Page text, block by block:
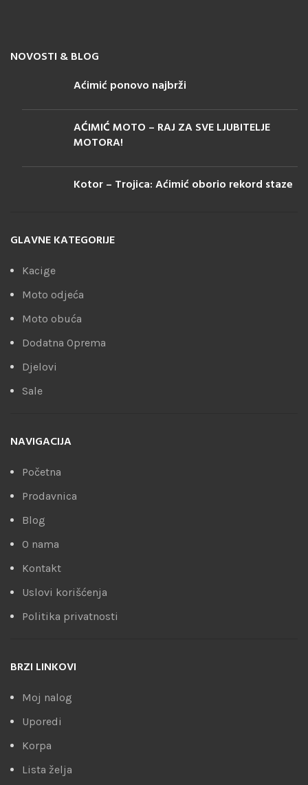
NOVOSTI & BLOG
Aćimić ponovo najbrži
AĆIMIĆ MOTO – RAJ ZA SVE LJUBITELJE
MOTORA!
Kotor – Trojica: Aćimić oborio rekord staze
GLAVNE KATEGORIJE
Kacige
Moto odjeća
Moto obuća
Dodatna Oprema
Djelovi
Sale
NAVIGACIJA
Početna
Prodavnica
Blog
O nama
Kontakt
Uslovi korišćenja
Politika privatnosti
BRZI LINKOVI
Moj nalog
Uporedi
Korpa
Lista želja